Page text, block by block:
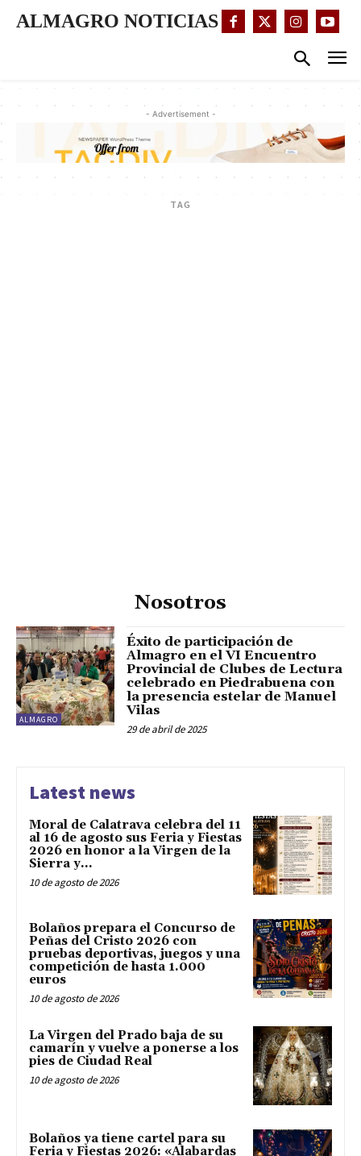
ALMAGRO NOTICIAS
- Advertisement -
TAG
Nosotros
ALMAGRO
Éxito de participación de
Almagro en el VI Encuentro
Provincial de Clubes de Lectura
celebrado en Piedrabuena con
la presencia estelar de Manuel
Vilas
29 de abril de 2025
Latest news
Moral de Calatrava celebra del 11
al 16 de agosto sus Feria y Fiestas
2026 en honor a la Virgen de la
Sierra y...
10 de agosto de 2026
Bolaños prepara el Concurso de
Peñas del Cristo 2026 con
pruebas deportivas, juegos y una
competición de hasta 1.000
euros
10 de agosto de 2026
La Virgen del Prado baja de su
camarín y vuelve a ponerse a los
pies de Ciudad Real
10 de agosto de 2026
Bolaños ya tiene cartel para su
Feria y Fiestas 2026: «Alabardas